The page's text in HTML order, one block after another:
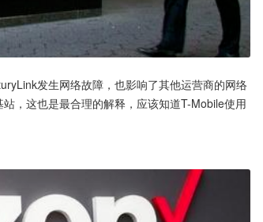
发生网络故障，也影响了其他运营商的网络
，这也是最合理的解释，应该知道T-Mobile使用